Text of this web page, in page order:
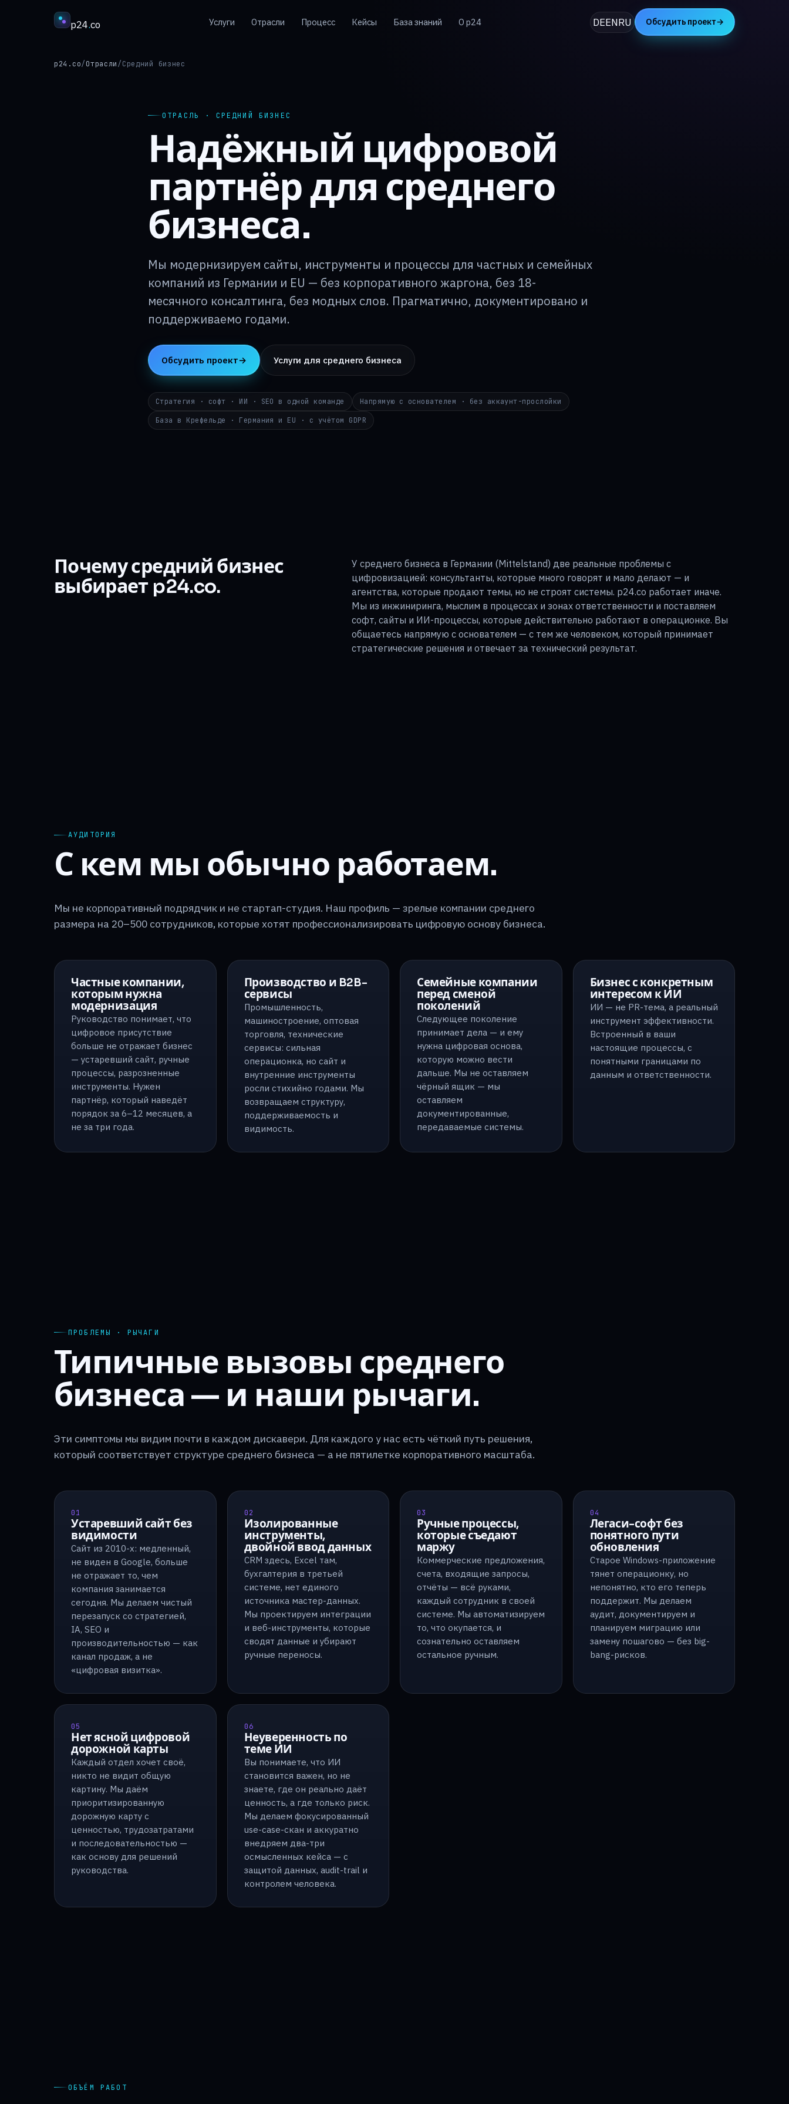
p24.co Услуги Отрасли Процесс Кейсы База знаний О p24 DEENRU Обсудить проект→
p24.co/Отрасли/Средний бизнес
ОТРАСЛЬ · СРЕДНИЙ БИЗНЕС
Надёжный цифровой
партнёр для среднего
бизнеса.
Мы модернизируем сайты, инструменты и процессы для частных и семейных
компаний из Германии и EU — без корпоративного жаргона, без 18-
месячного консалтинга, без модных слов. Прагматично, документировано и
поддерживаемо годами.
Обсудить проект→ Услуги для среднего бизнеса
Стратегия · софт · ИИ · SEO в одной команде
Напрямую с основателем · без аккаунт-прослойки
База в Крефельде · Германия и EU · с учётом GDPR
Почему средний бизнес
выбирает p24.co.
У среднего бизнеса в Германии (Mittelstand) две реальные проблемы с
цифровизацией: консультанты, которые много говорят и мало делают — и
агентства, которые продают темы, но не строят системы. p24.co работает иначе.
Мы из инжиниринга, мыслим в процессах и зонах ответственности и поставляем
софт, сайты и ИИ-процессы, которые действительно работают в операционке. Вы
общаетесь напрямую с основателем — с тем же человеком, который принимает
стратегические решения и отвечает за технический результат.
АУДИТОРИЯ
С кем мы обычно работаем.
Мы не корпоративный подрядчик и не стартап-студия. Наш профиль — зрелые компании среднего
размера на 20–500 сотрудников, которые хотят профессионализировать цифровую основу бизнеса.
Частные компании,
которым нужна
модернизация
Руководство понимает, что
цифровое присутствие
больше не отражает бизнес
— устаревший сайт, ручные
процессы, разрозненные
инструменты. Нужен
партнёр, который наведёт
порядок за 6–12 месяцев, а
не за три года.
Производство и B2B-
сервисы
Промышленность,
машиностроение, оптовая
торговля, технические
сервисы: сильная
операционка, но сайт и
внутренние инструменты
росли стихийно годами. Мы
возвращаем структуру,
поддерживаемость и
видимость.
Семейные компании
перед сменой
поколений
Следующее поколение
принимает дела — и ему
нужна цифровая основа,
которую можно вести
дальше. Мы не оставляем
чёрный ящик — мы
оставляем
документированные,
передаваемые системы.
Бизнес с конкретным
интересом к ИИ
ИИ — не PR-тема, а реальный
инструмент эффективности.
Встроенный в ваши
настоящие процессы, с
понятными границами по
данным и ответственности.
ПРОБЛЕМЫ · РЫЧАГИ
Типичные вызовы среднего
бизнеса — и наши рычаги.
Эти симптомы мы видим почти в каждом дискавери. Для каждого у нас есть чёткий путь решения,
который соответствует структуре среднего бизнеса — а не пятилетке корпоративного масштаба.
01
Устаревший сайт без
видимости
Сайт из 2010-х: медленный,
не виден в Google, больше
не отражает то, чем
компания занимается
сегодня. Мы делаем чистый
перезапуск со стратегией,
IA, SEO и
производительностью — как
канал продаж, а не
«цифровая визитка».
02
Изолированные
инструменты,
двойной ввод данных
CRM здесь, Excel там,
бухгалтерия в третьей
системе, нет единого
источника мастер-данных.
Мы проектируем интеграции
и веб-инструменты, которые
сводят данные и убирают
ручные переносы.
03
Ручные процессы,
которые съедают
маржу
Коммерческие предложения,
счета, входящие запросы,
отчёты — всё руками,
каждый сотрудник в своей
системе. Мы автоматизируем
то, что окупается, и
сознательно оставляем
остальное ручным.
04
Легаси-софт без
понятного пути
обновления
Старое Windows-приложение
тянет операционку, но
непонятно, кто его теперь
поддержит. Мы делаем
аудит, документируем и
планируем миграцию или
замену пошагово — без big-
bang-рисков.
05
Нет ясной цифровой
дорожной карты
Каждый отдел хочет своё,
никто не видит общую
картину. Мы даём
приоритизированную
дорожную карту с
ценностью, трудозатратами
и последовательностью —
как основу для решений
руководства.
06
Неуверенность по
теме ИИ
Вы понимаете, что ИИ
становится важен, но не
знаете, где он реально даёт
ценность, а где только риск.
Мы делаем фокусированный
use-case-скан и аккуратно
внедряем два-три
осмысленных кейса — с
защитой данных, audit-trail и
контролем человека.
ОБЪЁМ РАБОТ